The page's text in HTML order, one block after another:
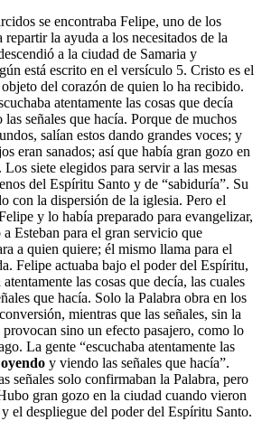
se encontraba Felipe, uno de los
repartir la ayuda a los necesitados de la
a la ciudad de Samaria y
está escrito en el versículo 5. Cristo es el
del corazón de quien lo ha recibido.
atentamente las cosas que decía
señales que hacía. Porque de muchos
salían estos dando grandes voces; y
eran sanados; así que había gran gozo en
siete elegidos para servir a las mesas
del Espíritu Santo y de “sabiduría”. Su
con la dispersión de la iglesia. Pero el
y lo había preparado para evangelizar,
Esteban para el gran servicio que
a quien quiere; él mismo llama para el
Felipe actuaba bajo el poder del Espíritu,
las cosas que decía, las cuales
que hacía. Solo la Palabra obra en los
mientras que las señales, sin la
sino un efecto pasajero, como lo
La gente “escuchaba atentamente las
oyendo y viendo las señales que hacía”.
señales solo confirmaban la Palabra, pero
gran gozo en la ciudad cuando vieron
el despliegue del poder del Espíritu Santo.